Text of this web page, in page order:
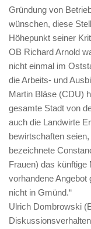
Gründung von
wünschen, diese
Höhepunkt seiner
OB Richard Arnold
nicht einmal im
die Arbeits- und
Martin Bläse (CDU)
gesamte Stadt von
auch die Landwirte
bewirtschaften
bezeichnete
Frauen) das künftige
vorhandene Angebot
nicht in Gmünd.“
Ulrich Dombrowski